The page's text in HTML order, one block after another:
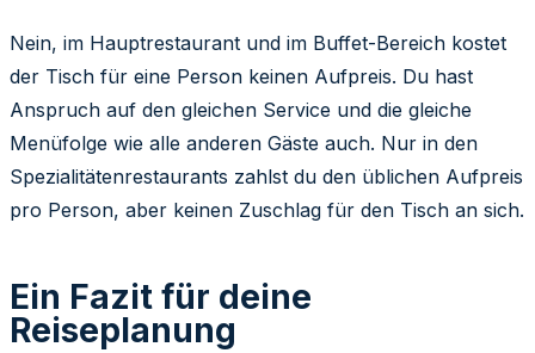
Nein, im Hauptrestaurant und im Buffet-Bereich kostet
der Tisch für eine Person keinen Aufpreis. Du hast
Anspruch auf den gleichen Service und die gleiche
Menüfolge wie alle anderen Gäste auch. Nur in den
Spezialitätenrestaurants zahlst du den üblichen Aufpreis
pro Person, aber keinen Zuschlag für den Tisch an sich.
Ein Fazit für deine
Reiseplanung